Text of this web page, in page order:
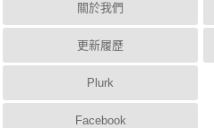
關於我們
更新履歷
Plurk
Facebook